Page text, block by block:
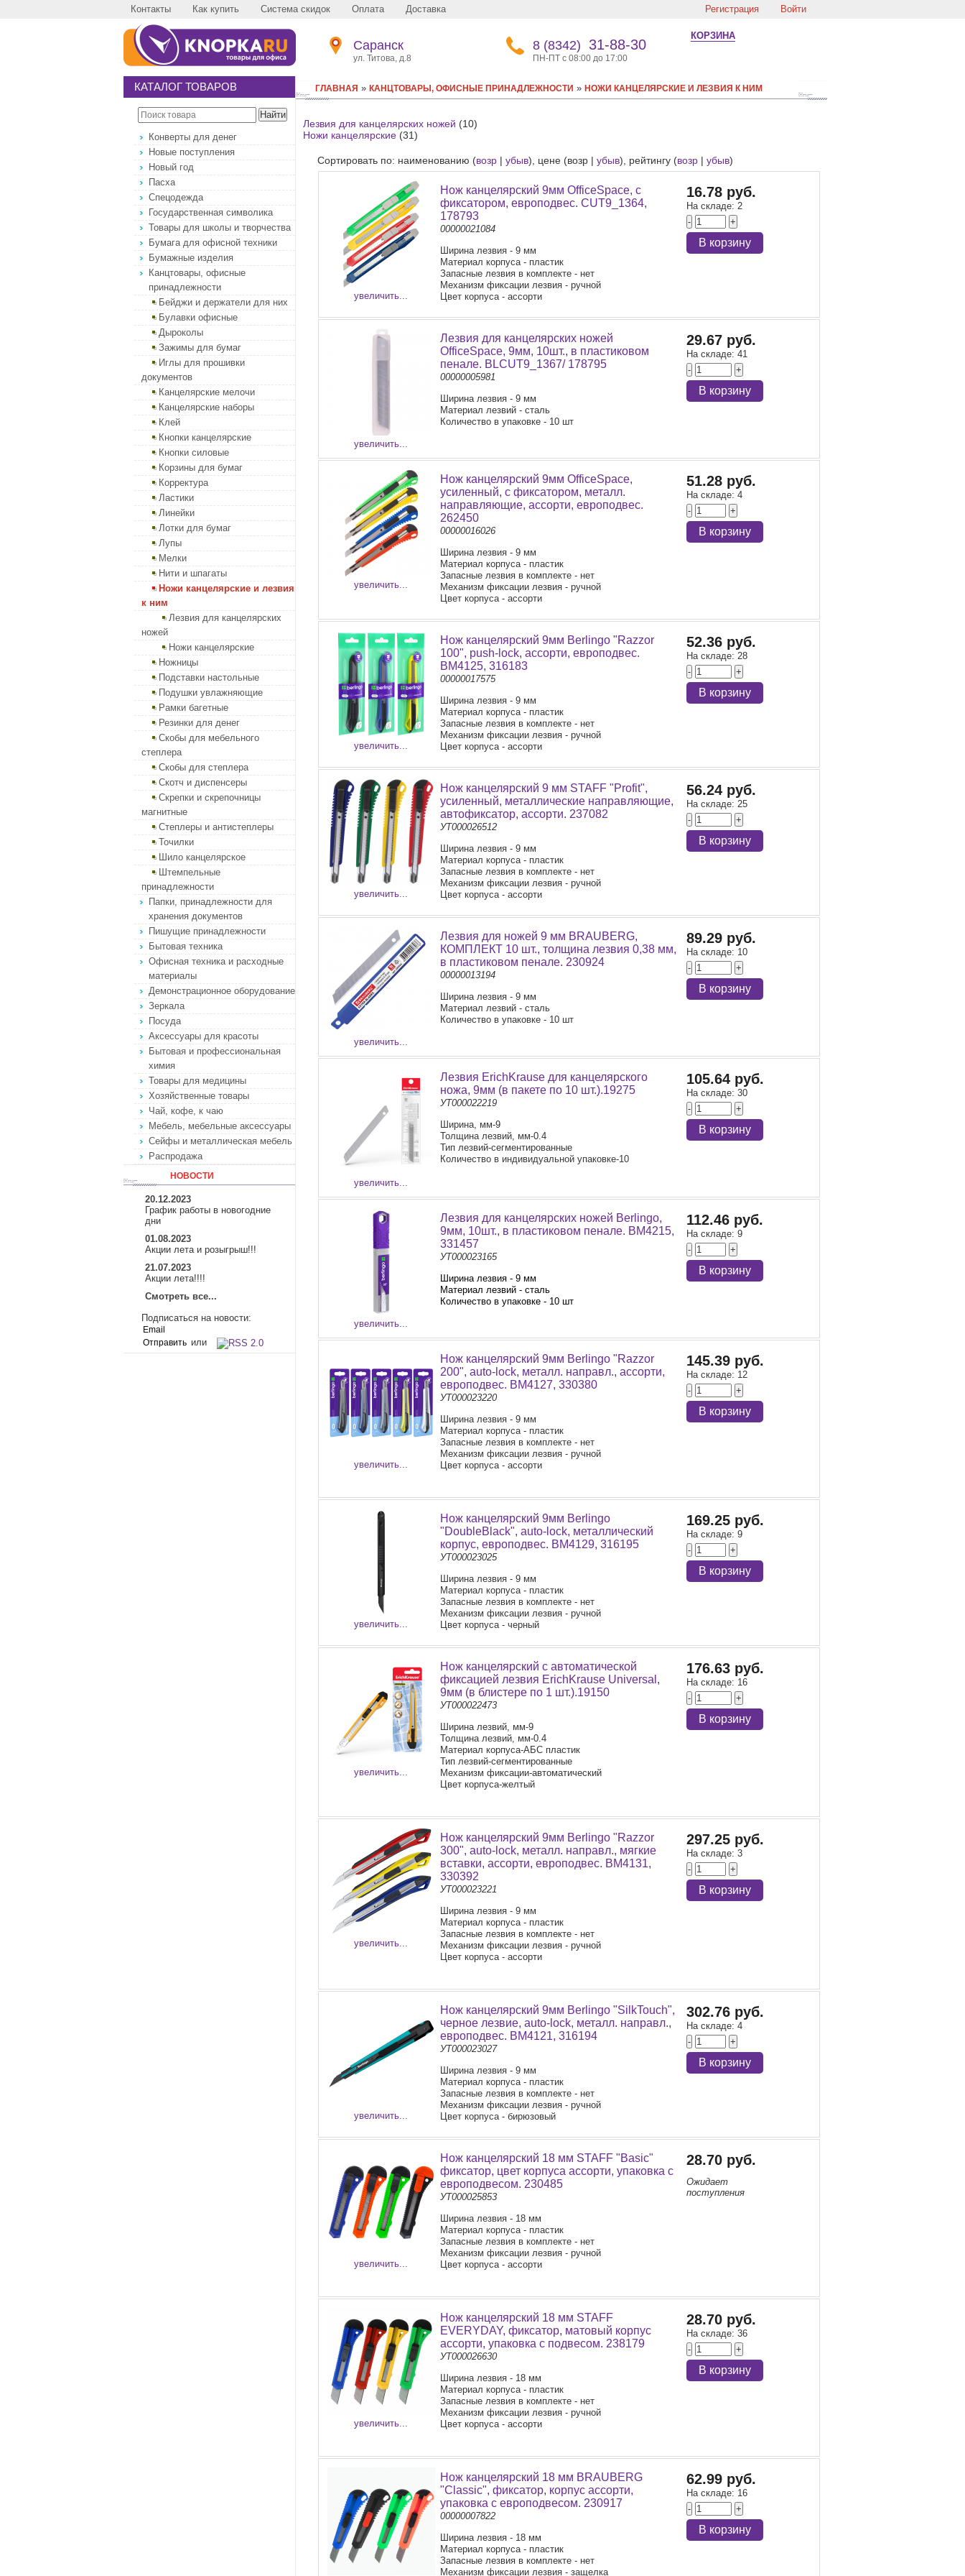
Контакты Как купить Система скидок Оплата Доставка Регистрация Войти
Саранск
ул. Титова, д.8
8 (8342) 31-88-30
ПН-ПТ с 08:00 до 17:00
КОРЗИНА
КАТАЛОГ ТОВАРОВ
Конверты для денег
Новые поступления
Новый год
Пасха
Спецодежда
Государственная символика
Товары для школы и творчества
Бумага для офисной техники
Бумажные изделия
Канцтовары, офисные
принадлежности
Бейджи и держатели для них
Булавки офисные
Дыроколы
Зажимы для бумаг
Иглы для прошивки
документов
Канцелярские мелочи
Канцелярские наборы
Клей
Кнопки канцелярские
Кнопки силовые
Корзины для бумаг
Корректура
Ластики
Линейки
Лотки для бумаг
Лупы
Мелки
Нити и шпагаты
Ножи канцелярские и лезвия
к ним
Лезвия для канцелярских
ножей
Ножи канцелярские
Ножницы
Подставки настольные
Подушки увлажняющие
Рамки багетные
Резинки для денег
Скобы для мебельного
степлера
Скобы для степлера
Скотч и диспенсеры
Скрепки и скрепочницы
магнитные
Степлеры и антистеплеры
Точилки
Шило канцелярское
Штемпельные
принадлежности
Папки, принадлежности для
хранения документов
Пишущие принадлежности
Бытовая техника
Офисная техника и расходные
материалы
Демонстрационное оборудование
Зеркала
Посуда
Аксессуары для красоты
Бытовая и профессиональная
химия
Товары для медицины
Хозяйственные товары
Чай, кофе, к чаю
Мебель, мебельные аксессуары
Сейфы и металлическая мебель
Распродажа
НОВОСТИ
20.12.2023
График работы в новогодние
дни
01.08.2023
Акции лета и розыгрыш!!!
21.07.2023
Акции лета!!!!
Смотреть все...
Подписаться на новости:
или
ГЛАВНАЯ » КАНЦТОВАРЫ, ОФИСНЫЕ ПРИНАДЛЕЖНОСТИ » НОЖИ КАНЦЕЛЯРСКИЕ И ЛЕЗВИЯ К НИМ
Лезвия для канцелярских ножей (10)
Ножи канцелярские (31)
Сортировать по: наименованию (возр | убыв), цене (возр | убыв), рейтингу (возр | убыв)
увеличить...
Нож канцелярский 9мм OfficeSpace, с
фиксатором, европодвес. CUT9_1364,
178793
00000021084
Ширина лезвия - 9 мм
Материал корпуса - пластик
Запасные лезвия в комплекте - нет
Механизм фиксации лезвия - ручной
Цвет корпуса - ассорти
16.78 руб.
На складе: 2
-
+
В корзину
увеличить...
Лезвия для канцелярских ножей
OfficeSpace, 9мм, 10шт., в пластиковом
пенале. BLCUT9_1367/ 178795
00000005981
Ширина лезвия - 9 мм
Материал лезвий - сталь
Количество в упаковке - 10 шт
29.67 руб.
На складе: 41
-
+
В корзину
увеличить...
Нож канцелярский 9мм OfficeSpace,
усиленный, с фиксатором, металл.
направляющие, ассорти, европодвес.
262450
00000016026
Ширина лезвия - 9 мм
Материал корпуса - пластик
Запасные лезвия в комплекте - нет
Механизм фиксации лезвия - ручной
Цвет корпуса - ассорти
51.28 руб.
На складе: 4
-
+
В корзину
увеличить...
Нож канцелярский 9мм Berlingo "Razzor
100", push-lock, ассорти, европодвес.
BM4125, 316183
00000017575
Ширина лезвия - 9 мм
Материал корпуса - пластик
Запасные лезвия в комплекте - нет
Механизм фиксации лезвия - ручной
Цвет корпуса - ассорти
52.36 руб.
На складе: 28
-
+
В корзину
увеличить...
Нож канцелярский 9 мм STAFF "Profit",
усиленный, металлические направляющие,
автофиксатор, ассорти. 237082
УТ000026512
Ширина лезвия - 9 мм
Материал корпуса - пластик
Запасные лезвия в комплекте - нет
Механизм фиксации лезвия - ручной
Цвет корпуса - ассорти
56.24 руб.
На складе: 25
-
+
В корзину
увеличить...
Лезвия для ножей 9 мм BRAUBERG,
КОМПЛЕКТ 10 шт., толщина лезвия 0,38 мм,
в пластиковом пенале. 230924
00000013194
Ширина лезвия - 9 мм
Материал лезвий - сталь
Количество в упаковке - 10 шт
89.29 руб.
На складе: 10
-
+
В корзину
увеличить...
Лезвия ErichKrause для канцелярского
ножа, 9мм (в пакете по 10 шт.).19275
УТ000022219
Ширина, мм-9
Толщина лезвий, мм-0.4
Тип лезвий-сегментированные
Количество в индивидуальной упаковке-10
105.64 руб.
На складе: 30
-
+
В корзину
увеличить...
Лезвия для канцелярских ножей Berlingo,
9мм, 10шт., в пластиковом пенале. BM4215,
331457
УТ000023165
Ширина лезвия - 9 мм
Материал лезвий - сталь
Количество в упаковке - 10 шт
112.46 руб.
На складе: 9
-
+
В корзину
увеличить...
Нож канцелярский 9мм Berlingo "Razzor
200", auto-lock, металл. направл., ассорти,
европодвес. BM4127, 330380
УТ000023220
Ширина лезвия - 9 мм
Материал корпуса - пластик
Запасные лезвия в комплекте - нет
Механизм фиксации лезвия - ручной
Цвет корпуса - ассорти
145.39 руб.
На складе: 12
-
+
В корзину
увеличить...
Нож канцелярский 9мм Berlingo
"DoubleBlack", auto-lock, металлический
корпус, европодвес. BM4129, 316195
УТ000023025
Ширина лезвия - 9 мм
Материал корпуса - пластик
Запасные лезвия в комплекте - нет
Механизм фиксации лезвия - ручной
Цвет корпуса - черный
169.25 руб.
На складе: 9
-
+
В корзину
увеличить...
Нож канцелярский с автоматической
фиксацией лезвия ErichKrause Universal,
9мм (в блистере по 1 шт.).19150
УТ000022473
Ширина лезвий, мм-9
Толщина лезвий, мм-0.4
Материал корпуса-АБС пластик
Тип лезвий-сегментированные
Механизм фиксации-автоматический
Цвет корпуса-желтый
176.63 руб.
На складе: 16
-
+
В корзину
увеличить...
Нож канцелярский 9мм Berlingo "Razzor
300", auto-lock, металл. направл., мягкие
вставки, ассорти, европодвес. BM4131,
330392
УТ000023221
Ширина лезвия - 9 мм
Материал корпуса - пластик
Запасные лезвия в комплекте - нет
Механизм фиксации лезвия - ручной
Цвет корпуса - ассорти
297.25 руб.
На складе: 3
-
+
В корзину
увеличить...
Нож канцелярский 9мм Berlingo "SilkTouch",
черное лезвие, auto-lock, металл. направл.,
европодвес. BM4121, 316194
УТ000023027
Ширина лезвия - 9 мм
Материал корпуса - пластик
Запасные лезвия в комплекте - нет
Механизм фиксации лезвия - ручной
Цвет корпуса - бирюзовый
302.76 руб.
На складе: 4
-
+
В корзину
увеличить...
Нож канцелярский 18 мм STAFF "Basic"
фиксатор, цвет корпуса ассорти, упаковка с
европодвесом. 230485
УТ000025853
Ширина лезвия - 18 мм
Материал корпуса - пластик
Запасные лезвия в комплекте - нет
Механизм фиксации лезвия - ручной
Цвет корпуса - ассорти
28.70 руб.
Ожидает
поступления
увеличить...
Нож канцелярский 18 мм STAFF
EVERYDAY, фиксатор, матовый корпус
ассорти, упаковка с подвесом. 238179
УТ000026630
Ширина лезвия - 18 мм
Материал корпуса - пластик
Запасные лезвия в комплекте - нет
Механизм фиксации лезвия - ручной
Цвет корпуса - ассорти
28.70 руб.
На складе: 36
-
+
В корзину
Нож канцелярский 18 мм BRAUBERG
"Classic", фиксатор, корпус ассорти,
упаковка с европодвесом. 230917
00000007822
Ширина лезвия - 18 мм
Материал корпуса - пластик
Запасные лезвия в комплекте - нет
Механизм фиксации лезвия - защелка
62.99 руб.
На складе: 16
-
+
В корзину